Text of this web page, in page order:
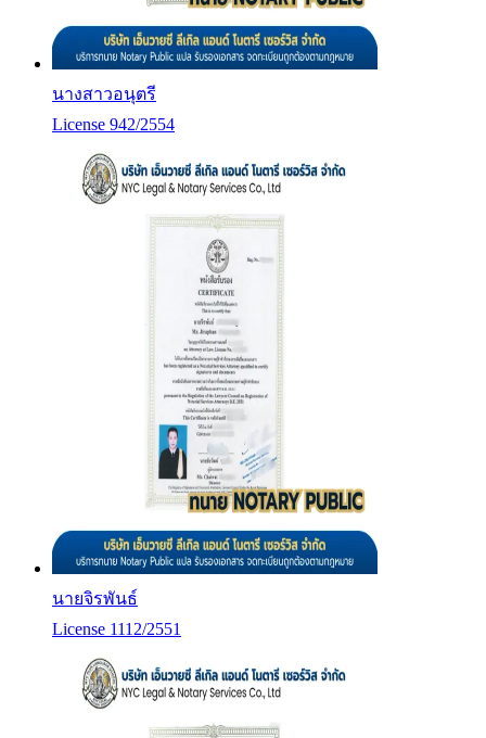
นางสาวอนุตรี
License 942/2554
นายจิรพันธ์
License 1112/2551